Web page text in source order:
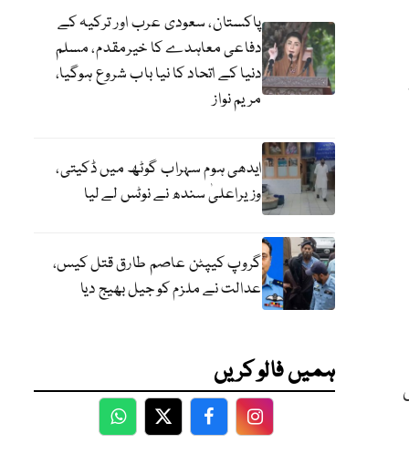
پاکستان، سعودی عرب اور ترکیہ کے
دفاعی معاہدے کا خیرمقدم، مسلم
دنیا کے اتحاد کا نیا باب شروع ہوگیا،
مریم نواز
ایدھی ہوم سہراب گوٹھ میں ڈکیتی،
وزیراعلیٰ سندھ نے نوٹس لے لیا
گروپ کیپٹن عاصم طارق قتل کیس،
عدالت نے ملزم کو جیل بھیج دیا
ہمیں فالو کریں
WhatsApp
TwitterFacebookFacebook